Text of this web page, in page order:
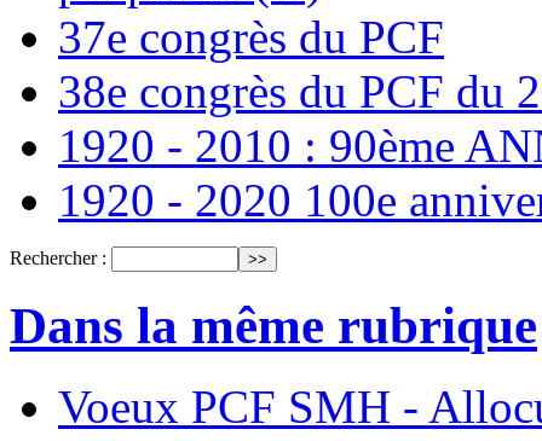
37e congrès du PCF
38e congrès du PCF du
1920 - 2010 : 90ème
1920 - 2020 100e
Rechercher :
Dans la même rubrique
Voeux PCF SMH -